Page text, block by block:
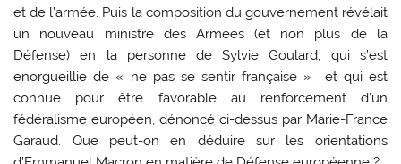
et de l’armée. Puis la composition du gouvernement révélait
un nouveau ministre des Armées (et non plus de la
Défense) en la personne de Sylvie Goulard, qui s’est
enorgueillie de « ne pas se sentir française » et qui est
connue pour être favorable au renforcement d’un
fédéralisme européen, dénoncé ci-dessus par Marie-France
Garaud. Que peut-on en déduire sur les orientations